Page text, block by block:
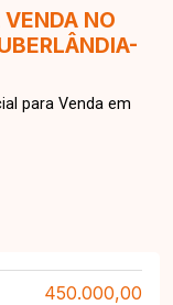
VENDA NO
para Venda em
450.000,00